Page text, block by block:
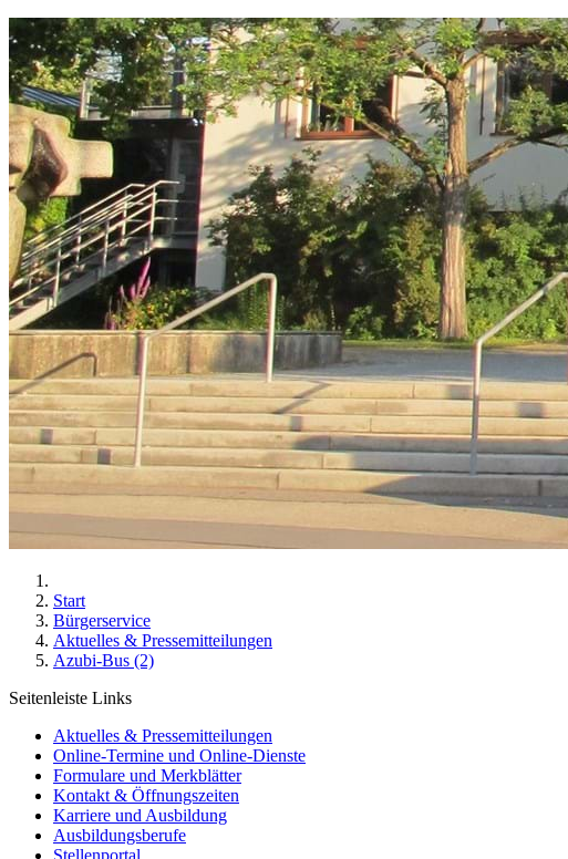
Start
Bürgerservice
Aktuelles & Pressemitteilungen
Azubi-Bus (2)
Seitenleiste Links
Aktuelles & Pressemitteilungen
Online-Termine und Online-Dienste
Formulare und Merkblätter
Kontakt & Öffnungszeiten
Karriere und Ausbildung
Ausbildungsberufe
Stellenportal